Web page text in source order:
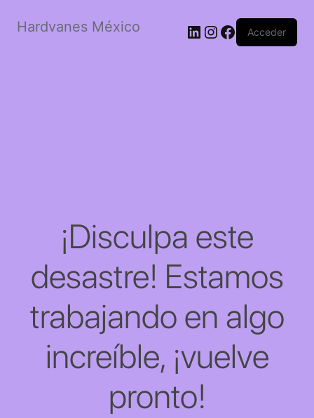
Hardvanes México LinkedIn
Instagram
Facebook
Acceder
¡Disculpa este
desastre! Estamos
trabajando en algo
increíble, ¡vuelve
pronto!